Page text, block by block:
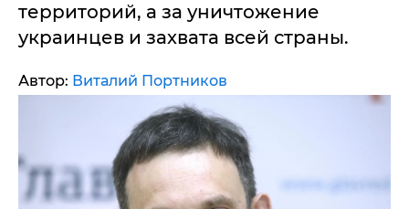
территорий, а за уничтожение
украинцев и захвата всей страны.
Автор: Виталий Портников